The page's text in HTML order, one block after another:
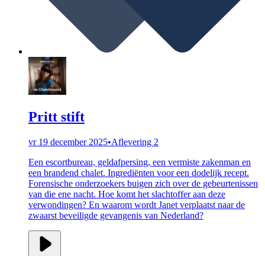
Pritt stift
vr 19 december 2025•Aflevering 2
Een escortbureau, geldafpersing, een vermiste zakenman en
een brandend chalet. Ingrediënten voor een dodelijk recept.
Forensische onderzoekers buigen zich over de gebeurtenissen
van die ene nacht. Hoe komt het slachtoffer aan deze
verwondingen? En waarom wordt Janet verplaatst naar de
zwaarst beveiligde gevangenis van Nederland?